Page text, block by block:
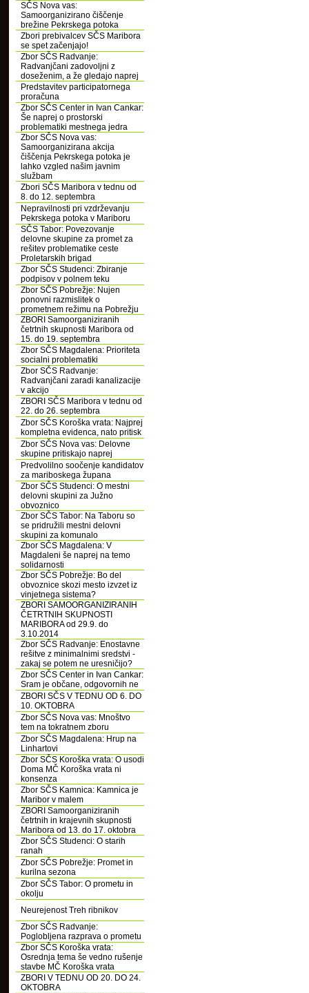
SČS Nova vas:
Samoorganizirano čiščenje
brežine Pekrskega potoka
Zbori prebivalcev SČS Maribora
se spet začenjajo!
Zbor SČS Radvanje:
Radvanjčani zadovoljni z
doseženim, a že gledajo naprej
Predstavitev participatornega
proračuna
Zbor SČS Center in Ivan Cankar:
Še naprej o prostorski
problematiki mestnega jedra
Zbor SČS Nova vas:
Samoorganizirana akcija
čiščenja Pekrskega potoka je
lahko vzgled našim javnim
službam
Zbori SČS Maribora v tednu od
8. do 12. septembra
Nepravilnosti pri vzdrževanju
Pekrskega potoka v Mariboru
SČS Tabor: Povezovanje
delovne skupine za promet za
rešitev problematike ceste
Proletarskih brigad
Zbor SČS Studenci: Zbiranje
podpisov v polnem teku
Zbor SČS Pobrežje: Nujen
ponovni razmislitek o
prometnem režimu na Pobrežju
ZBORI Samoorganiziranih
četrtnih skupnosti Maribora od
15. do 19. septembra
Zbor SČS Magdalena: Prioriteta
socialni problematiki
Zbor SČS Radvanje:
Radvanjčani zaradi kanalizacije
v akcijo
ZBORI SČS Maribora v tednu od
22. do 26. septembra
Zbor SČS Koroška vrata: Najprej
kompletna evidenca, nato pritisk
Zbor SČS Nova vas: Delovne
skupine pritiskajo naprej
Predvolilno soočenje kandidatov
za mariboskega župana
Zbor SČS Studenci: O mestni
delovni skupini za Južno
obvoznico
Zbor SČS Tabor: Na Taboru so
se pridružili mestni delovni
skupini za komunalo
Zbor SČS Magdalena: V
Magdaleni še naprej na temo
solidarnosti
Zbor SČS Pobrežje: Bo del
obvoznice skozi mesto izvzet iz
vinjetnega sistema?
ZBORI SAMOORGANIZIRANIH
ČETRTNIH SKUPNOSTI
MARIBORA od 29.9. do
3.10.2014
Zbor SČS Radvanje: Enostavne
rešitve z minimalnimi sredstvi -
zakaj se potem ne uresničijo?
Zbor SČS Center in Ivan Cankar:
Sram je občane, odgovornih ne
ZBORI SČS V TEDNU OD 6. DO
10. OKTOBRA
Zbor SČS Nova vas: Mnoštvo
tem na tokratnem zboru
Zbor SČS Magdalena: Hrup na
Linhartovi
Zbor SČS Koroška vrata: O usodi
Doma MČ Koroška vrata ni
konsenza
Zbor SČS Kamnica: Kamnica je
Maribor v malem
ZBORI Samoorganiziranih
četrtnih in krajevnih skupnosti
Maribora od 13. do 17. oktobra
Zbor SČS Studenci: O starih
ranah
Zbor SČS Pobrežje: Promet in
kurilna sezona
Zbor SČS Tabor: O prometu in
okolju
Neurejenost Treh ribnikov
Zbor SČS Radvanje:
Poglobljena razprava o prometu
Zbor SČS Koroška vrata:
Osrednja tema še vedno rušenje
stavbe MČ Koroška vrata
ZBORI V TEDNU OD 20. DO 24.
OKTOBRA